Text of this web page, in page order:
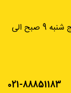
از شنبه تا چهارشنبه، 9 صبح الی 18، پنج شنبه 9 صبح الی
021-88851183